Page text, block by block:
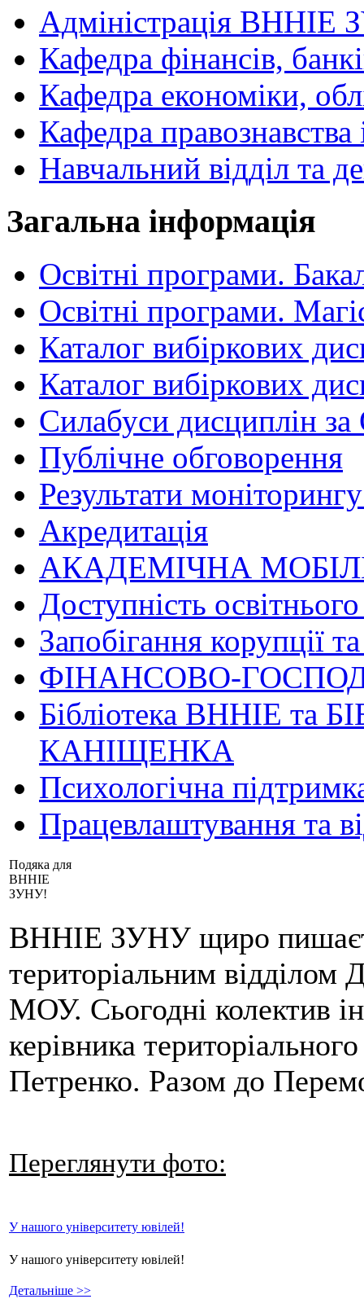
Адміністрація ВННІЕ
Кафедра фінансів,
Кафедра економіки,
Кафедра
Навчальний відділ та
Загальна інформація
Освітні програми.
Освітні програми.
Каталог вибіркових
Каталог вибіркових
Силабуси дисциплін
Публічне обговорення
Результати
Акредитація
АКАДЕМІЧНА
Доступність
Запобігання корупції
ФІНАНСОВО-
Бібліотека ВННІЕ та
КАНІЩЕНКА
Психологічна
Працевлаштування та
Подяка для
ВННІЕ
ЗУНУ!
ВННІЕ ЗУНУ щиро
територіальним відділом
МОУ. Сьогодні колектив
керівника
Петренко. Разом до
Переглянути фото:
У нашого університету ювілей!
У нашого університету ювілей!
Детальніше >>